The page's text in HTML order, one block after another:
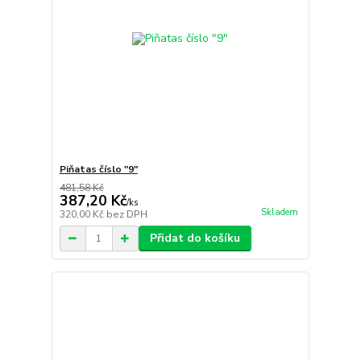
Piňatas číslo "9"
481,58 Kč
387,20 Kč/ks
320,00 Kč bez DPH Skladem
Přidat do košíku